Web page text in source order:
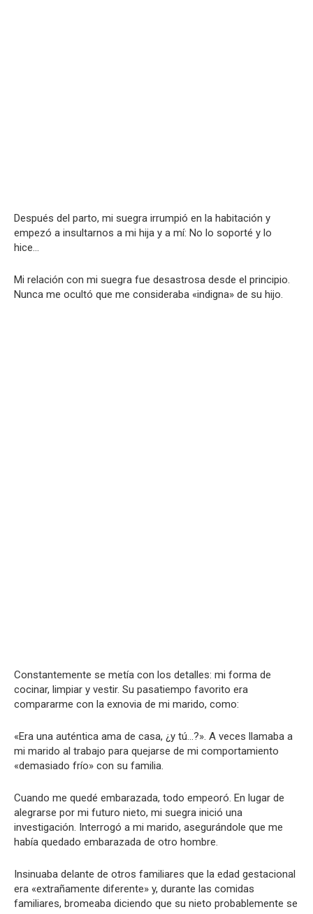
Después del parto, mi suegra irrumpió en la habitación y
empezó a insultarnos a mi hija y a mí: No lo soporté y lo
hice…
Mi relación con mi suegra fue desastrosa desde el principio.
Nunca me ocultó que me consideraba «indigna» de su hijo.
Constantemente se metía con los detalles: mi forma de
cocinar, limpiar y vestir. Su pasatiempo favorito era
compararme con la exnovia de mi marido, como:
«Era una auténtica ama de casa, ¿y tú…?». A veces llamaba a
mi marido al trabajo para quejarse de mi comportamiento
«demasiado frío» con su familia.
Cuando me quedé embarazada, todo empeoró. En lugar de
alegrarse por mi futuro nieto, mi suegra inició una
investigación. Interrogó a mi marido, asegurándole que me
había quedado embarazada de otro hombre.
Insinuaba delante de otros familiares que la edad gestacional
era «extrañamente diferente» y, durante las comidas
familiares, bromeaba diciendo que su nieto probablemente se